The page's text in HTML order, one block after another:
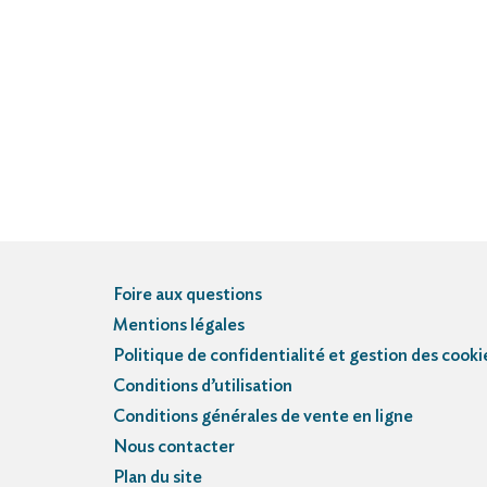
Foire aux questions
Mentions légales
Politique de confidentialité et gestion des
Conditions d’utilisation
Conditions générales de vente en ligne
Nous contacter
Plan du site